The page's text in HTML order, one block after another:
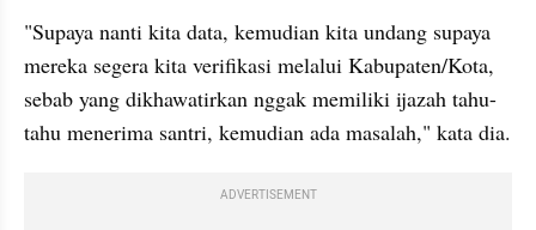
"Supaya nanti kita data, kemudian kita undang supaya
mereka segera kita verifikasi melalui Kabupaten/Kota,
sebab yang dikhawatirkan nggak memiliki ijazah tahu-
tahu menerima santri, kemudian ada masalah," kata dia.
ADVERTISEMENT